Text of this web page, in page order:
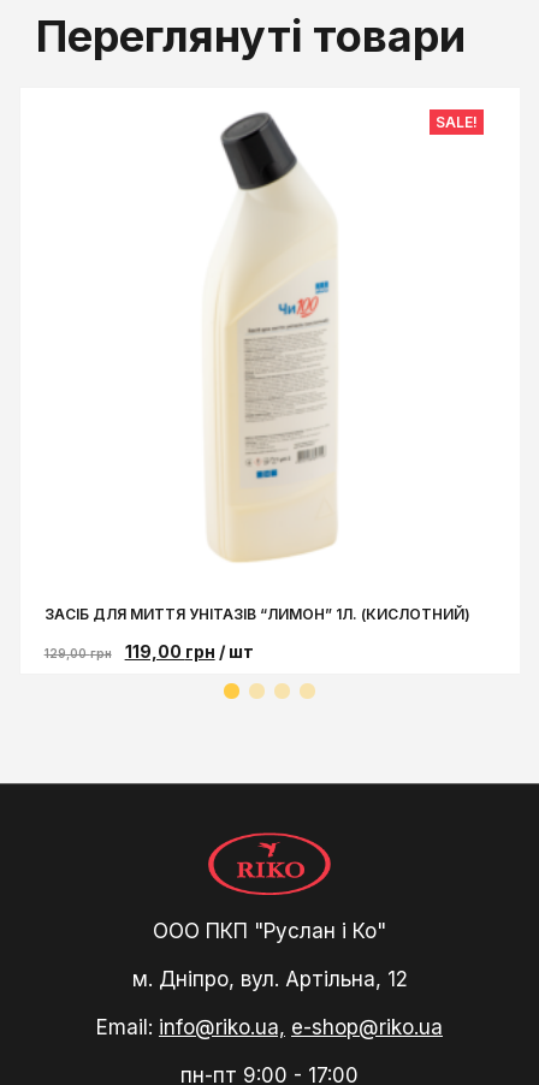
Переглянуті товари
SALE!
ЗАСІБ ДЛЯ МИТТЯ УНІТАЗІВ “ЛИМОН” 1Л. (КИСЛОТНИЙ)
129,00грн 119,00 грн / шт
ООО ПКП "Руслан і Ко"
м. Дніпро, вул. Артільна, 12
Email: info@riko.ua, e-shop@riko.ua
пн-пт 9:00 - 17:00